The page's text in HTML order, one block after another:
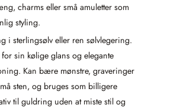
charms eller små amuletter som
styling.
i sterlingsølv eller ren sølvlegering.
for sin kølige glans og elegante
Kan bære mønstre, graveringer
sten, og bruges som billigere
til guldring uden at miste stil og